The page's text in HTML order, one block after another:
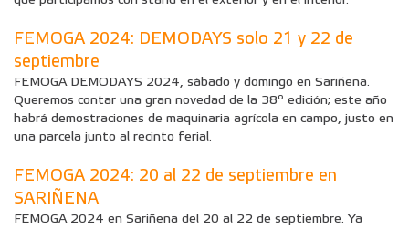
FEMOGA 2024: DEMODAYS solo 21 y 22 de
septiembre
FEMOGA DEMODAYS 2024, sábado y domingo en Sariñena.
Queremos contar una gran novedad de la 38º edición; este año
habrá demostraciones de maquinaria agrícola en campo, justo en
una parcela junto al recinto ferial.
FEMOGA 2024: 20 al 22 de septiembre en
SARIÑENA
FEMOGA 2024 en Sariñena del 20 al 22 de septiembre. Ya